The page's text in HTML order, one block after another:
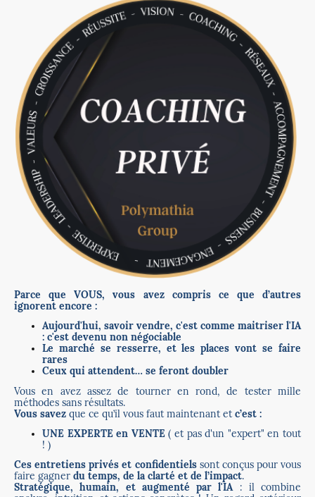
Parce que VOUS, vous avez compris ce que d’autres
ignorent encore :
Aujourd'hui, savoir vendre, c'est comme maitriser l'IA
: c'est devenu non négociable
Le marché se resserre, et les places vont se faire
rares
Ceux qui attendent… se feront doubler
Vous en avez assez de tourner en rond, de tester mille
méthodes sans résultats.
Vous savez que ce qu’il vous faut maintenant etc’est :
UNE EXPERTE en VENTE( et pas d'un "expert" en tout
! )
Ces entretiens privés et confidentiels sont conçus pour vous
faire gagner du temps, de la clarté et de l’impact.
Stratégique, humain, et augmenté par l'IA : il combine